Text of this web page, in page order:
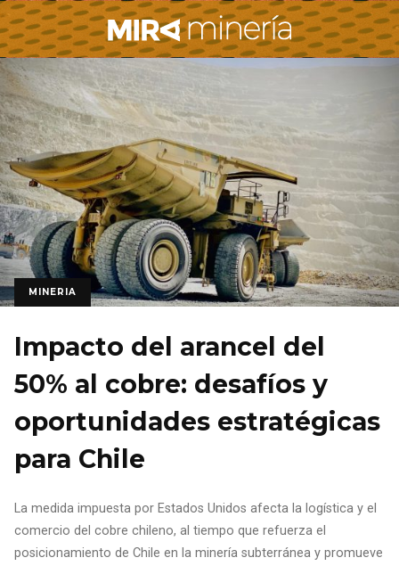
MINERIA
Impacto del arancel del
50% al cobre: desafíos y
oportunidades estratégicas
para Chile
La medida impuesta por Estados Unidos afecta la logística y el
comercio del cobre chileno, al tiempo que refuerza el
posicionamiento de Chile en la minería subterránea y promueve